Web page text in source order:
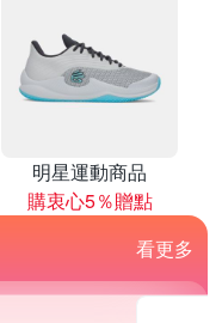
明星運動商品
購衷心5％贈點
看更多